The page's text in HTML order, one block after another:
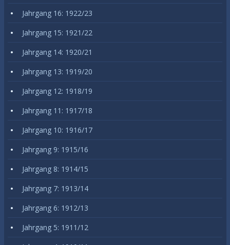
Jahrgang 16: 1922/23
Jahrgang 15: 1921/22
Jahrgang 14: 1920/21
Jahrgang 13: 1919/20
Jahrgang 12: 1918/19
Jahrgang 11: 1917/18
Jahrgang 10: 1916/17
Jahrgang 9: 1915/16
Jahrgang 8: 1914/15
Jahrgang 7: 1913/14
Jahrgang 6: 1912/13
Jahrgang 5: 1911/12